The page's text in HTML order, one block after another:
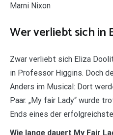
Marni Nixon
Wer verliebt sich in
Zwar verliebt sich Eliza
in Professor Higgins. Doch
Anders im Musical: Dort
Paar. „My fair Lady“ wurde
Ends eines der
Wie lange dauert My Fair